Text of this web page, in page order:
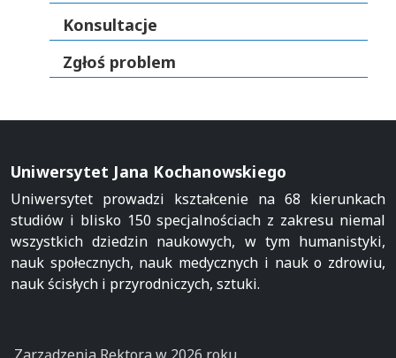
Konsultacje
Zgłoś problem
Uniwersytet Jana Kochanowskiego
Uniwersytet prowadzi kształcenie na 68 kierunkach
studiów i blisko 150 specjalnościach z zakresu niemal
wszystkich dziedzin naukowych, w tym humanistyki,
nauk społecznych, nauk medycznych i nauk o zdrowiu,
nauk ścisłych i przyrodniczych, sztuki.
Zarządzenia Rektora w 2026 roku